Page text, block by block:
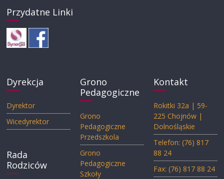
Przydatne Linki
Dyrekcja
Dyrektor
Wicedyrektor
Rada
Rodziców
Grono
Pedagogiczne
Grono
Pedagogiczne
Przedszkola
Grono
Pedagogiczne
Szkoły
Kontakt
Rokitki 32a | 59-
225 Chojnów |
Dolnośląskie
Telefon: (76) 817
88 24
Fax: (76) 817 88 24